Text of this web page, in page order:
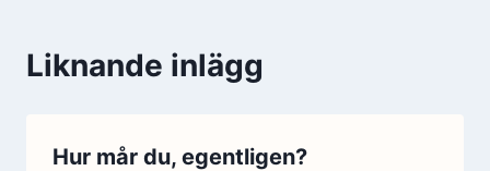
Liknande inlägg
Hur mår du, egentligen?